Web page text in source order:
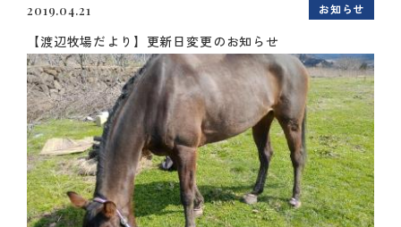
2019.04.21 お知らせ
【渡辺牧場だより】更新日変更のお知らせ